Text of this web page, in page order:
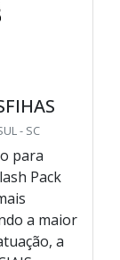
- SC
para
Pack
a maior
a